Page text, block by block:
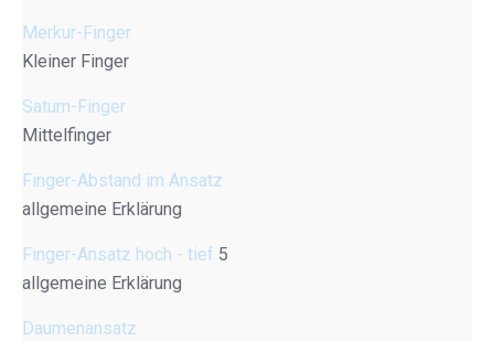
Merkur-Finger
Kleiner Finger
Saturn-Finger
Mittelfinger
Finger-Abstand im Ansatz
allgemeine Erklärung
Finger-Ansatz hoch - tief 5
allgemeine Erklärung
Daumenansatz